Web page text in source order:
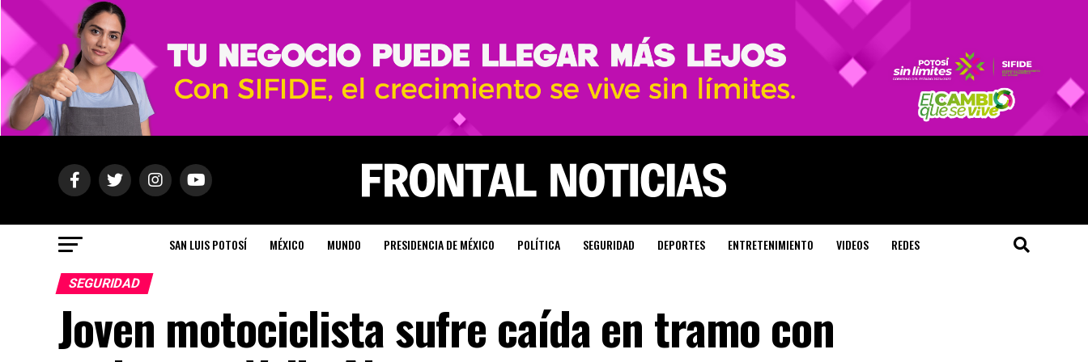
SAN LUIS POTOSÍ MÉXICO MUNDO PRESIDENCIA DE MÉXICO POLÍTICA SEGURIDAD DEPORTES ENTRETENIMIENTO VIDEOS REDES
SEGURIDAD
Joven motociclista sufre caída en tramo con